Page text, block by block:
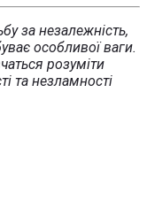
за незалежність,
особливої ваги.
розуміти
та незламності